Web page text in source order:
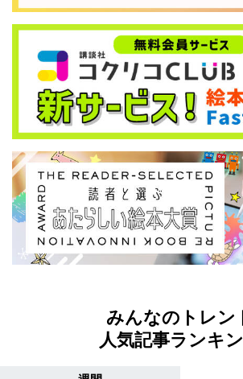
みんなのトレン
人気記事ランキ